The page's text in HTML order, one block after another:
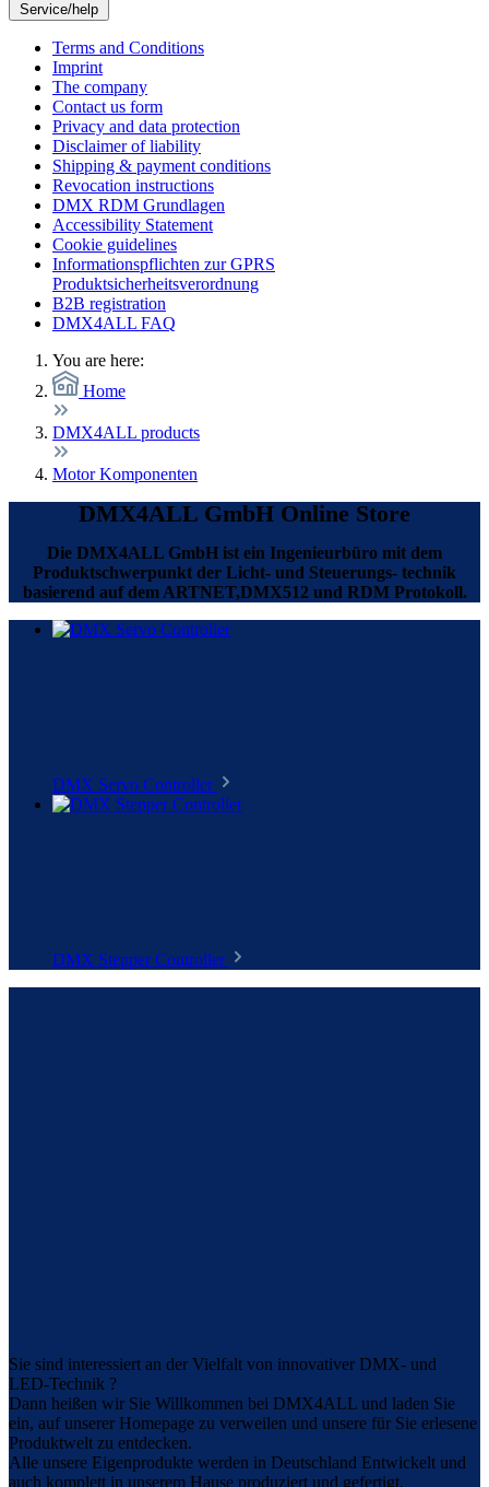
Service/help
Terms and Conditions
Imprint
The company
Contact us form
Privacy and data protection
Disclaimer of liability
Shipping & payment conditions
Revocation instructions
DMX RDM Grundlagen
Accessibility Statement
Cookie guidelines
Informationspflichten zur GPRS
Produktsicherheitsverordnung
B2B registration
DMX4ALL FAQ
You are here:
Home
DMX4ALL products
Motor Komponenten
DMX4ALL GmbH Online Store
Die DMX4ALL GmbH ist ein Ingenieurbüro mit dem
Produktschwerpunkt der Licht- und Steuerungs- technik
basierend auf dem ARTNET,DMX512 und RDM Protokoll.
DMX Servo Controller
DMX Stepper Controller
Sie sind interessiert an der Vielfalt von innovativer DMX- und
LED-Technik ?
Dann heißen wir Sie Willkommen bei DMX4ALL und laden Sie
ein, auf unserer Homepage zu verweilen und unsere für Sie erlesene
Produktwelt zu entdecken.
Alle unsere Eigenprodukte werden in Deutschland Entwickelt und
auch komplett in unserem Hause produziert und gefertigt.